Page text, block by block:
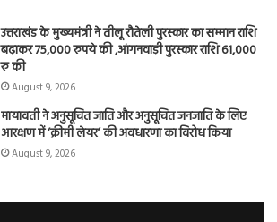
उत्तराखंड के मुख्यमंत्री ने तीलू रौतेली पुरस्कार का सम्मान राशि
बढ़ाकर 75,000 रुपये की ,आंगनवाड़ी पुरस्कार राशि 61,000
रु की
August 9, 2026
मायावती ने अनुसूचित जाति और अनुसूचित जनजाति के लिए
आरक्षण में ‘क्रीमी लेयर’ की अवधारणा का विरोध किया
August 9, 2026